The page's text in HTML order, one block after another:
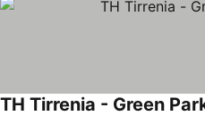
TH Tirrenia - Green